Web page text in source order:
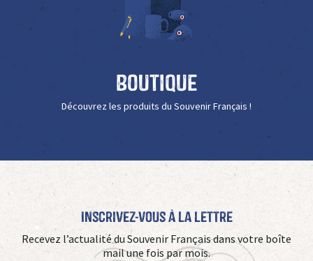
Boutique
Découvrez les produits du Souvenir Français !
Inscrivez-vous à La Lettre
Recevez l’actualité du Souvenir Français dans votre boîte
mail une fois par mois.